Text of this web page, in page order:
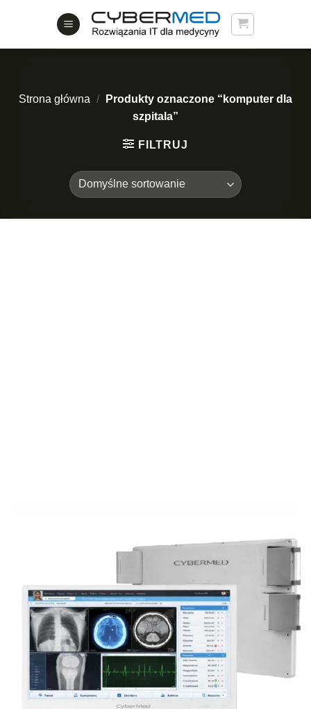
Strona główna /
Produkty oznaczone “komputer dla
szpitala”
FILTRUJ